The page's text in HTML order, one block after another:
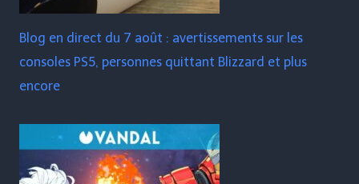
Blog en direct du 7 août : avertissements sur les
consoles PS5, personnes quittant Blizzard et plus
encore